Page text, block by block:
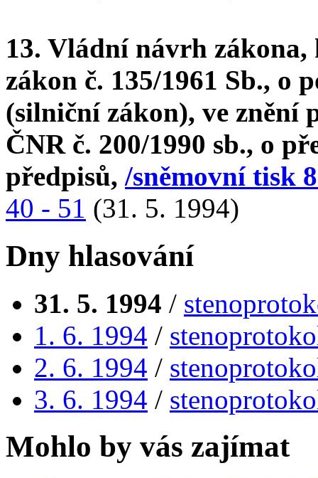
13. Vládní návrh
zákon č. 135/1961 Sb., o
(silniční zákon), ve znění
ČNR č. 200/1990 sb., o
předpisů, /sněmovní tisk
40 - 51 (31. 5. 1994)
Dny hlasování
31. 5. 1994 /
1. 6. 1994 /
2. 6. 1994 /
3. 6. 1994 /
Mohlo by vás zajímat